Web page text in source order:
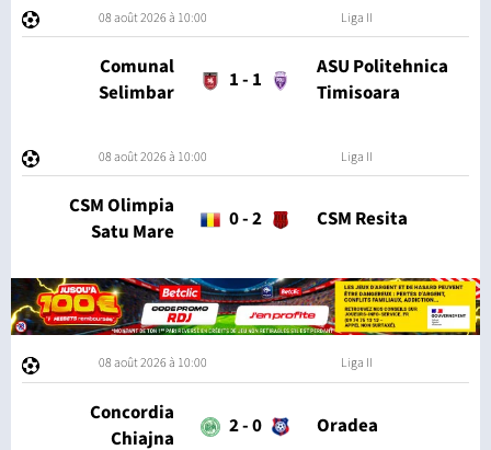
08 août 2026 à 10:00 Liga II
Comunal
Selimbar
1- 1
ASU Politehnica
Timisoara
08 août 2026 à 10:00 Liga II
CSM Olimpia
Satu Mare
0-2 CSM Resita
08 août 2026 à 10:00 Liga II
Concordia
Chiajna
2-0 Oradea